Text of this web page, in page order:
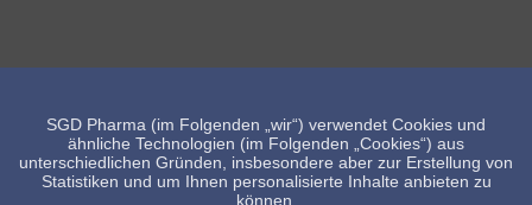
SGD Pharma (im Folgenden „wir“) verwendet Cookies und
ähnliche Technologien (im Folgenden „Cookies“) aus
unterschiedlichen Gründen, insbesondere aber zur Erstellung von
Statistiken und um Ihnen personalisierte Inhalte anbieten zu
können.